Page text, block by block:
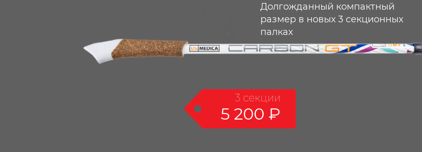
Долгожданный компактный
размер в новых 3 секционных
палках
3 секции
5 200 ₽